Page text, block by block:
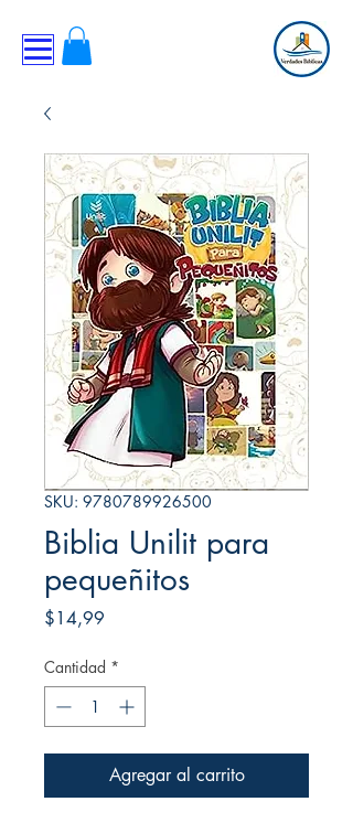
SKU: 9780789926500
Biblia Unilit para
pequeñitos
$14,99
Cantidad *
Agregar al carrito